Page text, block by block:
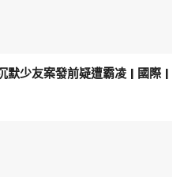
少友案發前疑遭霸凌 | 國際 |